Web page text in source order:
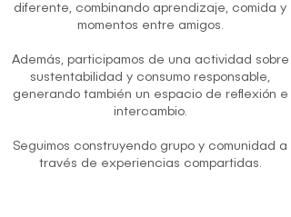
diferente, combinando aprendizaje, comida y
momentos entre amigos.
Además, participamos de una actividad sobre
sustentabilidad y consumo responsable,
generando también un espacio de reflexión e
intercambio.
Seguimos construyendo grupo y comunidad a
través de experiencias compartidas.